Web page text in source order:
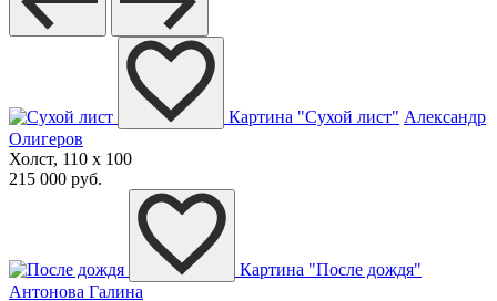
Картина "Сухой лист" Александр
Олигеров
Холст, 110 x 100
215 000 руб.
Картина "После дождя"
Антонова Галина